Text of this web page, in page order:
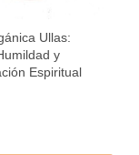
Ullas:
y
Espiritual